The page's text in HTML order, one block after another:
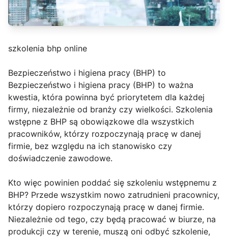
szkolenia bhp online
Bezpieczeństwo i higiena pracy (BHP) to
Bezpieczeństwo i higiena pracy (BHP) to ważna
kwestia, która powinna być priorytetem dla każdej
firmy, niezależnie od branży czy wielkości. Szkolenia
wstępne z BHP są obowiązkowe dla wszystkich
pracowników, którzy rozpoczynają pracę w danej
firmie, bez względu na ich stanowisko czy
doświadczenie zawodowe.
Kto więc powinien poddać się szkoleniu wstępnemu z
BHP? Przede wszystkim nowo zatrudnieni pracownicy,
którzy dopiero rozpoczynają pracę w danej firmie.
Niezależnie od tego, czy będą pracować w biurze, na
produkcji czy w terenie, muszą oni odbyć szkolenie,